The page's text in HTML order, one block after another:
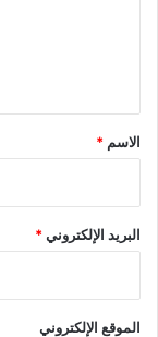
*
الاسم *
البريد الإلكتروني*
الموقع الإلكتروني